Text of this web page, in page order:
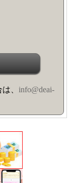
、 info@deai-